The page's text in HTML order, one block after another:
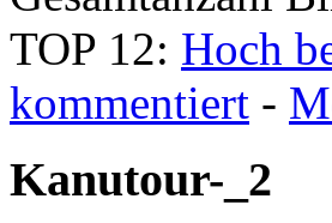
TOP 12: Hoch
kommentiert -
Kanutour-_2